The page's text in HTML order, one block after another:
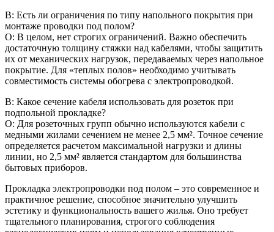
В: Есть ли ограничения по типу напольного покрытия при
монтаже проводки под полом?
О: В целом, нет строгих ограничений. Важно обеспечить
достаточную толщину стяжки над кабелями, чтобы защитить
их от механических нагрузок, передаваемых через напольное
покрытие. Для «теплых полов» необходимо учитывать
совместимость системы обогрева с электропроводкой.
В: Какое сечение кабеля использовать для розеток при
подпольной прокладке?
О: Для розеточных групп обычно используются кабели с
медными жилами сечением не менее 2,5 мм². Точное сечение
определяется расчетом максимальной нагрузки и длины
линии, но 2,5 мм² является стандартом для большинства
бытовых приборов.
Прокладка электропроводки под полом – это современное и
практичное решение, способное значительно улучшить
эстетику и функциональность вашего жилья. Оно требует
тщательного планирования, строгого соблюдения